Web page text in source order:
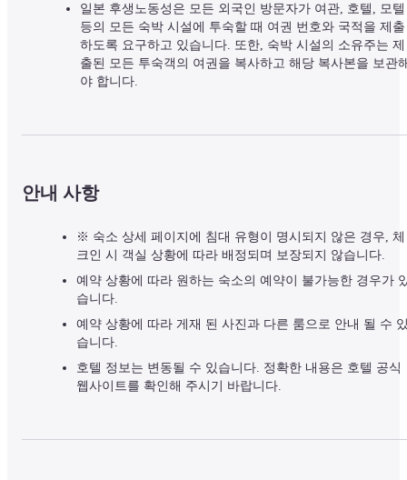
일본 후생노동성은 모든 외국인 방문자가 여관, 호텔, 모텔
등의 모든 숙박 시설에 투숙할 때 여권 번호와 국적을 제출
하도록 요구하고 있습니다. 또한, 숙박 시설의 소유주는 제
출된 모든 투숙객의 여권을 복사하고 해당 복사본을 보관
야 합니다.
안내 사항
※ 숙소 상세 페이지에 침대 유형이 명시되지 않은 경우, 체
크인 시 객실 상황에 따라 배정되며 보장되지 않습니다.
예약 상황에 따라 원하는 숙소의 예약이 불가능한 경우가
습니다.
예약 상황에 따라 게재 된 사진과 다른 룸으로 안내 될 수
습니다.
호텔 정보는 변동될 수 있습니다. 정확한 내용은 호텔 공식
웹사이트를 확인해 주시기 바랍니다.